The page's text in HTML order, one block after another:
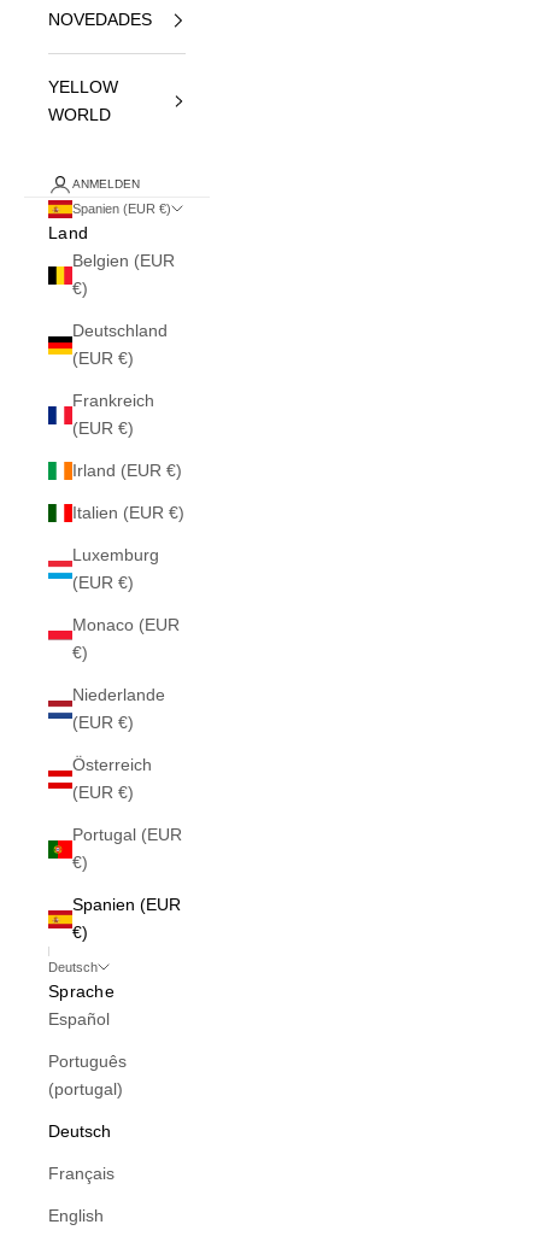
NOVEDADES
YELLOW
WORLD
ANMELDEN
Spanien (EUR €)
Land
Belgien (EUR
€)
Deutschland
(EUR €)
Frankreich
(EUR €)
Irland (EUR €)
Italien (EUR €)
Luxemburg
(EUR €)
Monaco (EUR
€)
Niederlande
(EUR €)
Österreich
(EUR €)
Portugal (EUR
€)
Spanien (EUR
€)
Deutsch
Sprache
Español
Português
(portugal)
Deutsch
Français
English